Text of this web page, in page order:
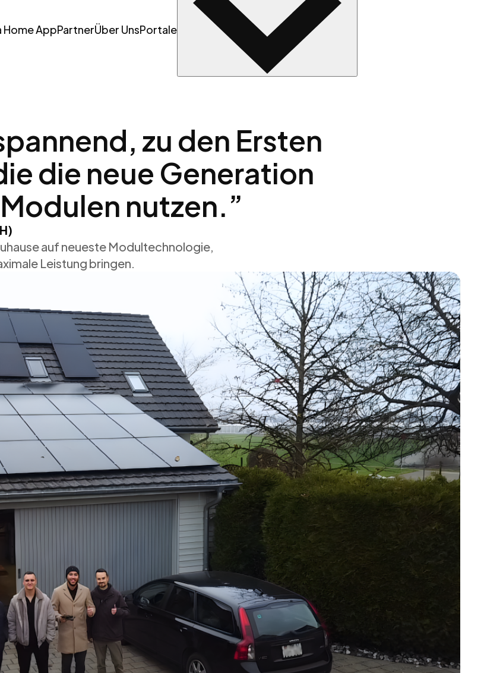
Home AppPartnerÜber UnsPortale
zu den Ersten
die neue Generation
nutzen.”
auf neueste Modultechnologie,
Leistung bringen.